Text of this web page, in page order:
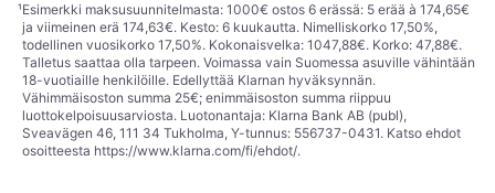
¹Esimerkki maksusuunnitelmasta: 1000€ ostos 6 erässä: 5 erää à 174,65€
ja viimeinen erä 174,63€. Kesto: 6 kuukautta. Nimelliskorko 17,50%,
todellinen vuosikorko 17,50%. Kokonaisvelka: 1047,88€. Korko: 47,88€.
Talletus saattaa olla tarpeen. Voimassa vain Suomessa asuville vähintään
18-vuotiaille henkilöille. Edellyttää Klarnan hyväksynnän.
Vähimmäisoston summa 25€; enimmäisoston summa riippuu
luottokelpoisuusarviosta. Luotonantaja: Klarna Bank AB (publ),
Sveavägen 46, 111 34 Tukholma, Y-tunnus: 556737-0431. Katso ehdot
osoitteesta https://www.klarna.com/fi/ehdot/.